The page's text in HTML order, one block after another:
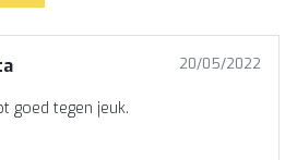
20/05/2022
goed tegen jeuk.